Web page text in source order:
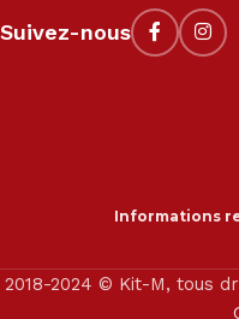
Suivez-nous
Informations
2018-2024 © Kit-M, tous